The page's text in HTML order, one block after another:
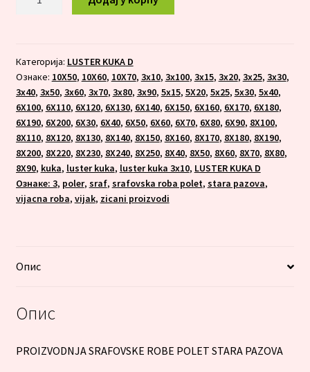
Категорија: LUSTER KUKA D
Ознаке: 10X50, 10X60, 10X70, 3x10, 3x100, 3x15, 3x20, 3x25, 3x30,
3x40, 3x50, 3x60, 3x70, 3x80, 3x90, 5x15, 5X20, 5x25, 5x30, 5x40,
6X100, 6X110, 6X120, 6X130, 6X140, 6X150, 6X160, 6X170, 6X180,
6X190, 6X200, 6X30, 6X40, 6X50, 6X60, 6X70, 6X80, 6X90, 8X100,
8X110, 8X120, 8X130, 8X140, 8X150, 8X160, 8X170, 8X180, 8X190,
8X200, 8X220, 8X230, 8X240, 8X250, 8X40, 8X50, 8X60, 8X70, 8X80,
8X90, kuka, luster kuka, luster kuka 3x10, LUSTER KUKA D
Ознаке: 3, poler, sraf, srafovska roba polet, stara pazova,
vijacna roba, vijak, zicani proizvodi
Опис
Опис
PROIZVODNJA SRAFOVSKE ROBE POLET STARA PAZOVA